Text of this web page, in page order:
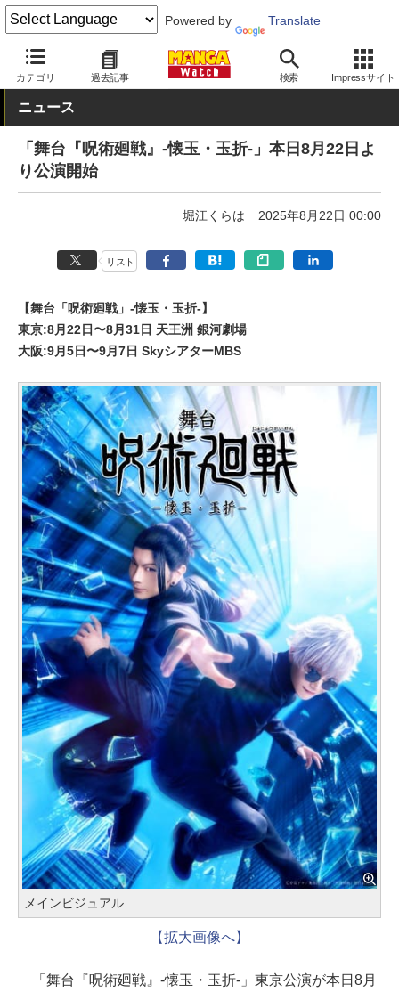
Powered by Translate
カテゴリ 過去記事 検索 Impressサイト
MANGA Watch エンタメ
ニュース
「舞台『呪術廻戦』-懐玉・玉折-」本日8月22日よ
り公演開始
堀江くらは 2025年8月22日 00:00
リスト
【舞台「呪術廻戦」-懐玉・玉折-】
東京:8月22日〜8月31日 天王洲 銀河劇場
大阪:9月5日〜9月7日 SkyシアターMBS
メインビジュアル
【拡大画像へ】
「舞台『呪術廻戦』-懐玉・玉折-」東京公演が本日8月